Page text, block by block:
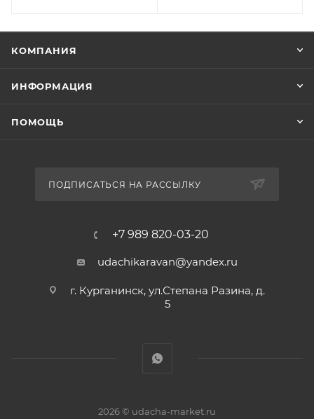
КОМПАНИЯ
ИНФОРМАЦИЯ
ПОМОЩЬ
ПОДПИСАТЬСЯ НА РАССЫЛКУ
+7 989 820-03-20
udachikaravan@yandex.ru
г. Курганинск, ул.Степана Разина, д.
5
2026 © udacha-market.ru